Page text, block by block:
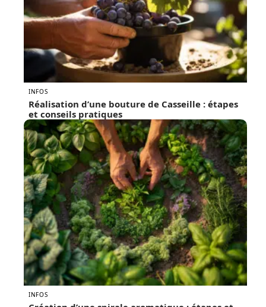
INFOS
Réalisation d’une bouture de Casseille : étapes
et conseils pratiques
INFOS